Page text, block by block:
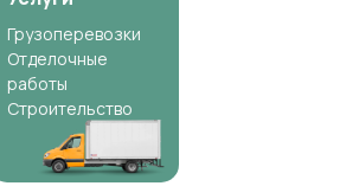
Грузоперевозки
Отделочные
работы
Строительство